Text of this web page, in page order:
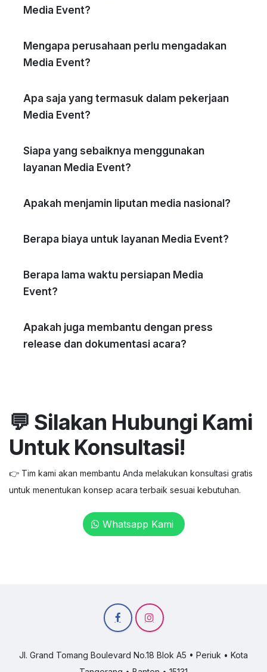
Media Event?
Mengapa perusahaan perlu mengadakan
Media Event?
Apa saja yang termasuk dalam pekerjaan
Media Event?
Siapa yang sebaiknya menggunakan
layanan Media Event?
Apakah menjamin liputan media nasional?
Berapa biaya untuk layanan Media Event?
Berapa lama waktu persiapan Media
Event?
Apakah juga membantu dengan press
release dan dokumentasi acara?
💬 Silakan Hubungi Kami
Untuk Konsultasi!
👉 Tim kami akan membantu Anda melakukan konsultasi gratis
untuk menentukan konsep acara terbaik sesuai kebutuhan.
Whatsapp Kami
Jl. Grand Tomang Boulevard No.18 Blok A5 • Periuk • Kota